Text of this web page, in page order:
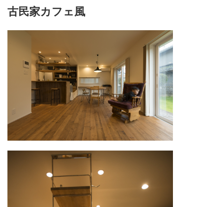
古民家カフェ風